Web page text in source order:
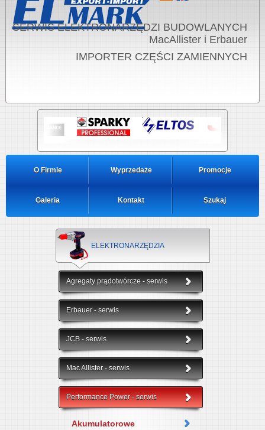
SERWIS ELEKTRONARZĘDZI BUDOWLANYCH
MacAllister i Erbauer
IMPORTER CZĘŚCI ZAMIENNYCH
O Firmie Wyprzedaże Promocje
Galeria Kontakt Szukaj
ELEKTRONARZĘDZIA
Agregaty prądotwórcze - serwis
Erbauer - serwis
JCB - serwis
Mac Allister - serwis
Performance Power - serwis
Akumulatorowe